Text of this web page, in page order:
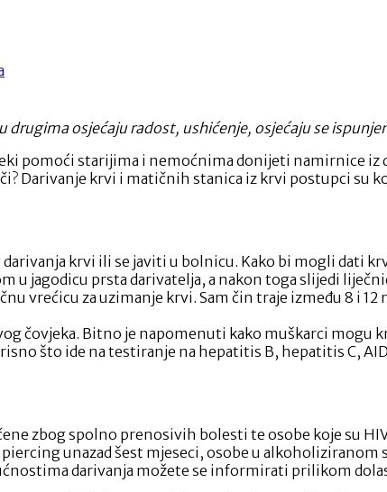
Kako
?
osjećaju radost, ushićenje, osjećaju se
pomoći starijima i nemoćnima donijeti namirnice iz
Darivanje krvi i matičnih stanica iz krvi postupci su
krvi ili se javiti u bolnicu. Kako bi mogli dati
u jagodicu prsta darivatelja, a nakon toga slijedi
vrećicu za uzimanje krvi. Sam čin traje između 8 i
čovjeka. Bitno je napomenuti kako muškarci mogu
što ide na testiranje na hepatitis B, hepatitis C,
zbog spolno prenosivih bolesti te osobe koje su
unazad šest mjeseci, osobe u alkoholiziranom
darivanja možete se informirati prilikom